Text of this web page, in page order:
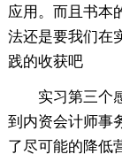
应用。而且书本
法还是要我们在
践的收获吧
实习第三个
到内资会计师事
了尽可能的降低